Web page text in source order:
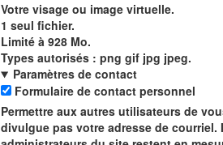
Votre visage ou image virtuelle.
1 seul fichier.
Limité à 928 Mo.
Types autorisés : png gif jpg jpeg.
Paramètres de contact
Formulaire de contact personnel
Permettre aux autres utilisateurs de
divulgue pas votre adresse de